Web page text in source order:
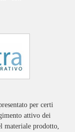
per certi
attivo dei
materiale prodotto,